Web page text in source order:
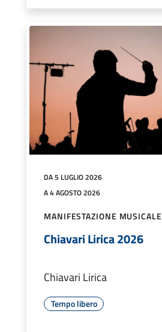
DA 5 LUGLIO 2026
A 4 AGOSTO 2026
MANIFESTAZIONE MUSICALE
Chiavari Lirica 2026
Chiavari Lirica
Tempo libero